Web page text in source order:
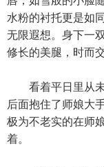
水粉的衬托更是如
无限遐想。身下一双
修长的美腿，时而
看着平日里从未
后面抱住了师娘大
极为不老实的在师
着。